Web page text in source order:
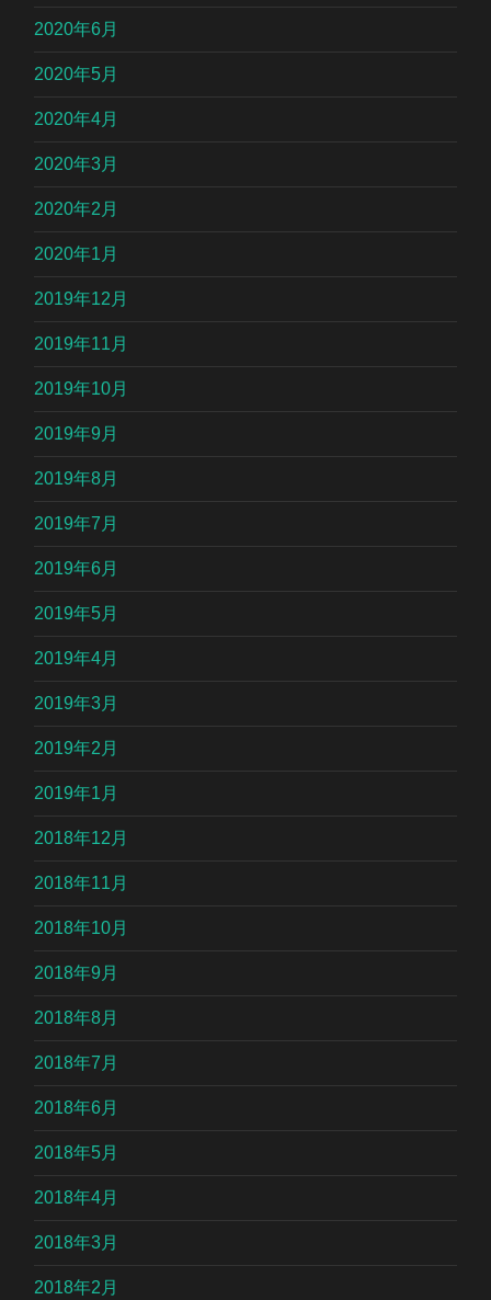
2020年6月
2020年5月
2020年4月
2020年3月
2020年2月
2020年1月
2019年12月
2019年11月
2019年10月
2019年9月
2019年8月
2019年7月
2019年6月
2019年5月
2019年4月
2019年3月
2019年2月
2019年1月
2018年12月
2018年11月
2018年10月
2018年9月
2018年8月
2018年7月
2018年6月
2018年5月
2018年4月
2018年3月
2018年2月